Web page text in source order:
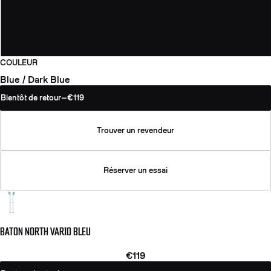
COULEUR
Blue / Dark Blue
Bientôt de retour—€119
Trouver un revendeur
Réserver un essai
BATON NORTH VARIO BLEU
€119